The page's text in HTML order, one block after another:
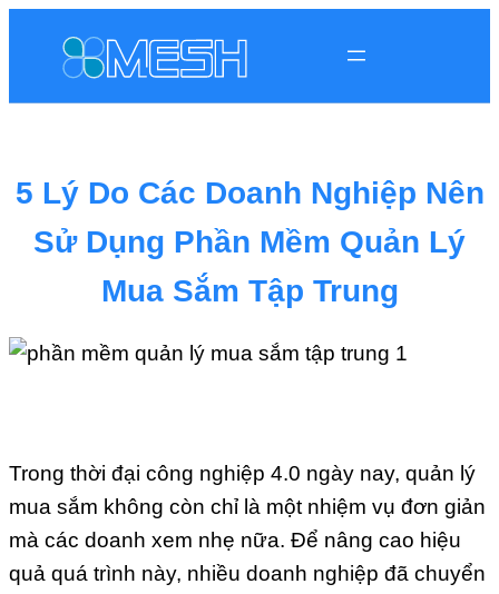
5 Lý Do Các Doanh Nghiệp Nên
Sử Dụng Phần Mềm Quản Lý
Mua Sắm Tập Trung
Trong thời đại công nghiệp 4.0 ngày nay, quản lý
mua sắm không còn chỉ là một nhiệm vụ đơn giản
mà các doanh xem nhẹ nữa. Để nâng cao hiệu
quả quá trình này, nhiều doanh nghiệp đã chuyển